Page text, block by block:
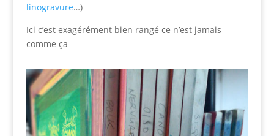
linogravure…)
Ici c’est exagérément bien rangé ce n’est jamais
comme ça